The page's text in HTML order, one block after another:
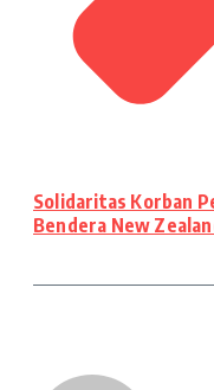
Solidaritas Korban
Bendera New